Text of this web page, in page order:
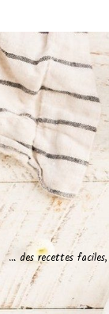
… des recettes